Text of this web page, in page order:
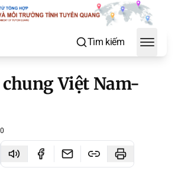
Tìm kiếm
Toggle
Việt Nam-